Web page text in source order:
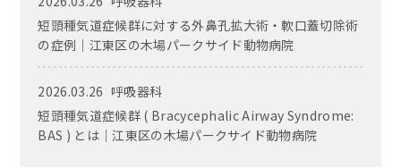
短頭種気道症候群に対する外鼻孔拡大術・軟口蓋切除術
の症例｜江東区の木場パークサイド動物病院
2026.03.26 呼吸器科
短頭種気道症候群 ( Bracycephalic Airway Syndrome:
BAS ) とは｜江東区の木場パークサイド動物病院